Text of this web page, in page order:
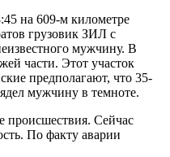
на 609-м километре
грузовик ЗИЛ с
мужчину. В
части. Этот участок
предполагают, что 35-
мужчину в темноте.
происшествия. Сейчас
По факту аварии